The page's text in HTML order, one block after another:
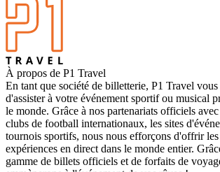
À propos de P1 Travel
En tant que société de billetterie, P1 Travel
d'assister à votre événement sportif ou musical
le monde. Grâce à nos partenariats officiels
clubs de football internationaux, les sites
tournois sportifs, nous nous efforçons d'offrir
expériences en direct dans le monde entier.
gamme de billets officiels et de forfaits de